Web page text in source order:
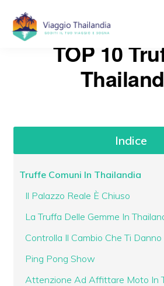
Passa
TOP 10
Indice
Truffe Comuni In Thailandia
Il Palazzo Reale È Chiuso
La Truffa Delle Gemme In
Controlla Il Cambio Che Ti Danno
Ping Pong Show
Attenzione Ad Affittare Moto In